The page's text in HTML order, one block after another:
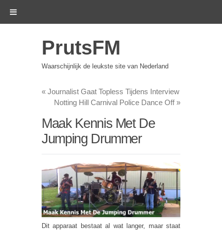
PrutsFM
Waarschijnlijk de leukste site van Nederland
« Journalist Gaat Topless Tijdens Interview
Notting Hill Carnival Police Dance Off»
Maak Kennis Met De
Jumping Drummer
Dit apparaat bestaat al wat langer, maar staat